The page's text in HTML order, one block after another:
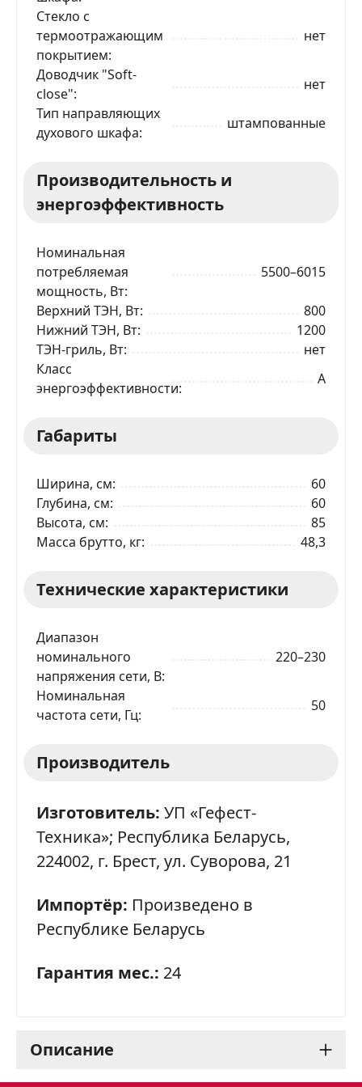
Стекло с
термоотражающим
покрытием
нет
Доводчик "Soft-
close"
нет
Тип направляющих
духового шкафа
штампованные
Производительность и
энергоэффективность
Номинальная
потребляемая
мощность, Вт
5500–6015
Верхний ТЭН, Вт
800
Нижний ТЭН, Вт
1200
ТЭН-гриль, Вт
нет
Класс
энергоэффективности
A
Габариты
Ширина, см
60
Глубина, см
60
Высота, см
85
Масса брутто, кг
48,3
Технические характеристики
Диапазон
номинального
напряжения сети, В
220–230
Номинальная
частота сети, Гц
50
Производитель
Изготовитель: УП «Гефест-
Техника»; Республика Беларусь,
224002, г. Брест, ул. Суворова, 21
Импортёр: Произведено в
Республике Беларусь
Гарантия мес.: 24
Описание
Я даю согласие на обработку моих персональных
ОТПРАВИТЬ ЗАЯВКУ